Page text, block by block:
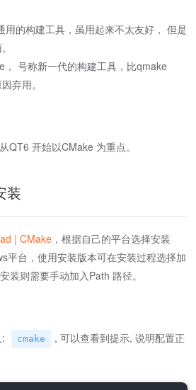
用的构建工具，虽用起来不太友好， 但是
， 号称新一代的构建工具，比qmake
弃用。
QT6 开始以CMake 为重点。
装
| CMake ，根据自己的平台选择安装
平台，使用安装版本可在安装过程选择加
装则需要手动加入Path 路径。
cmake
, 可以查看到提示, 说明配置正